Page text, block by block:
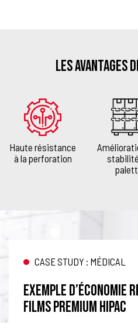
Les avantages
Haute résistance
à la perforation
CASE STUDY : MÉDICAL
EXEMPLE D’ÉCONOMIE
FILMS PREMIUM HIPAC